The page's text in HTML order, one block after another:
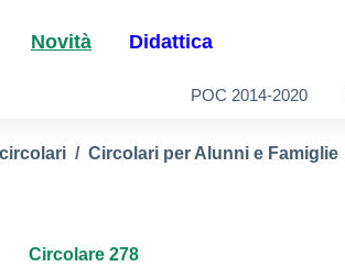
Novità Didattica
POC 2014-2020
Circolari per Alunni e Famiglie
Circolare 278